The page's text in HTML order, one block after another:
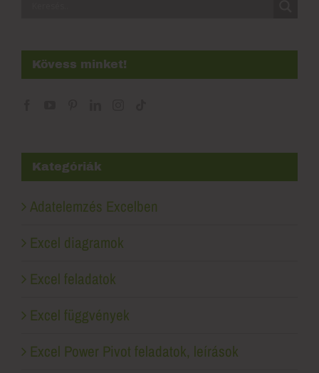
Kövess minket!
Kategóriák
Adatelemzés Excelben
Excel diagramok
Excel feladatok
Excel függvények
Excel Power Pivot feladatok, leírások